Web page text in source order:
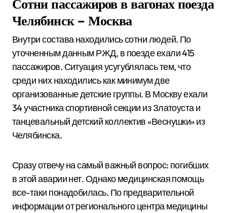
Сотни пассажиров в вагонах поезда
Челябинск – Москва
Внутри состава находились сотни людей. По
уточненным данным РЖД, в поезде ехали 415
пассажиров. Ситуация усугублялась тем, что
среди них находились как минимум две
организованные детские группы. В Москву ехали
34 участника спортивной секции из Златоуста и
танцевальный детский коллектив «Веснушки» из
Челябинска.
Сразу отвечу на самый важный вопрос: погибших
в этой аварии нет. Однако медицинская помощь
все-таки понадобилась. По предварительной
информации от регионального центра медицины